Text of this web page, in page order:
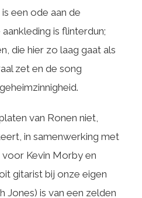
een ode aan de
is flinterdun;
die hier zo laag gaat als
zet en de song
van Ronen niet,
in samenwerking met
Kevin Morby en
gitarist bij onze eigen
Jones) is van een zelden